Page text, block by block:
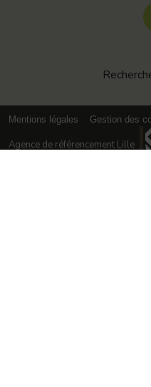
Mentions légales Gestion des
Agence de référencement Lille